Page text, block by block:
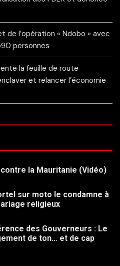
de l’opération « Ndobo » avec
personnes
la feuille de route
et relancer l’économie
la Mauritanie (Vidéo)
sur moto le condamne à
religieux
des Gouverneurs : Le
de ton… et de cap